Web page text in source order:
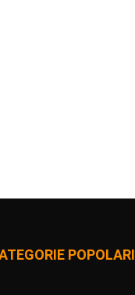
POPOLARI